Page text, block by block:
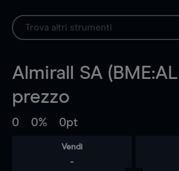
Almirall SA
prezzo
0 0% 0pt
Vendi
-